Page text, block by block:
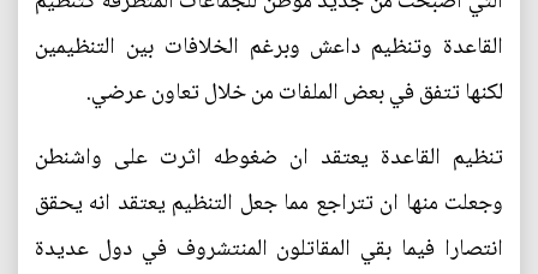
القاعدة وتنظيم داعش وبرغم الخلافات بين التنظيمين
لكنها تتفق في بعض الملفات من خلال تعاون عرضي.
تنظيم القاعدة يعتقد ان ضغوطه اثرت على واشنطن
وجعلت منها ان تتراجع مما جعل التنظيم يعتقد انه يحقق
انتصارا فيما بقي المقاتلون المنتشروف في دول عديدة